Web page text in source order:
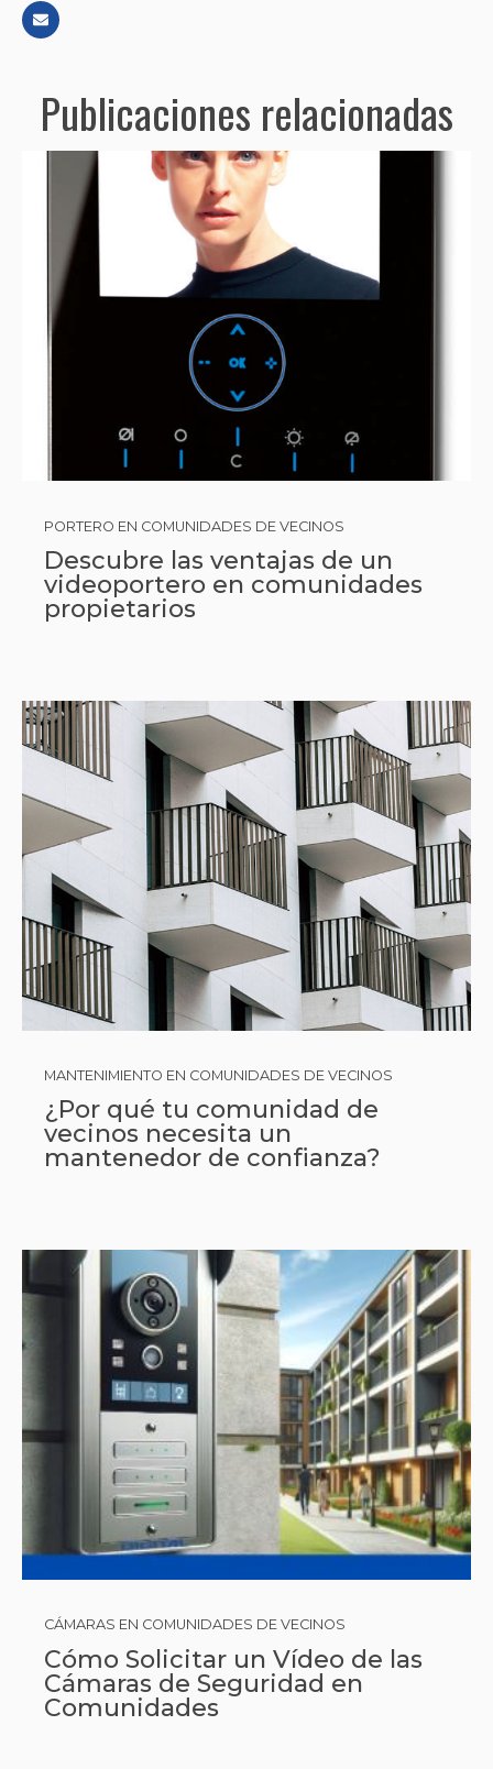
Publicaciones relacionadas
PORTERO EN COMUNIDADES DE VECINOS
Descubre las ventajas de un
videoportero en comunidades
propietarios
MANTENIMIENTO EN COMUNIDADES DE VECINOS
¿Por qué tu comunidad de
vecinos necesita un
mantenedor de confianza?
CÁMARAS EN COMUNIDADES DE VECINOS
Cómo Solicitar un Vídeo de las
Cámaras de Seguridad en
Comunidades